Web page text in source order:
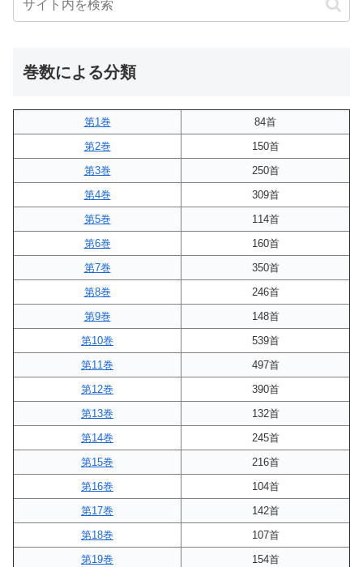
巻数による分類
第1巻
84首
第2巻
150首
第3巻
250首
第4巻
309首
第5巻
114首
第6巻
160首
第7巻
350首
第8巻
246首
第9巻
148首
第10巻
539首
第11巻
497首
第12巻
390首
第13巻
132首
第14巻
245首
第15巻
216首
第16巻
104首
第17巻
142首
第18巻
107首
第19巻
154首